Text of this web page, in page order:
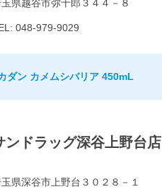
県越谷市弥十郎３４４－８
048-979-9029
ダン カメムシバリア 450mL
ンドラッグ深谷上野台店
県深谷市上野台３０２８－１